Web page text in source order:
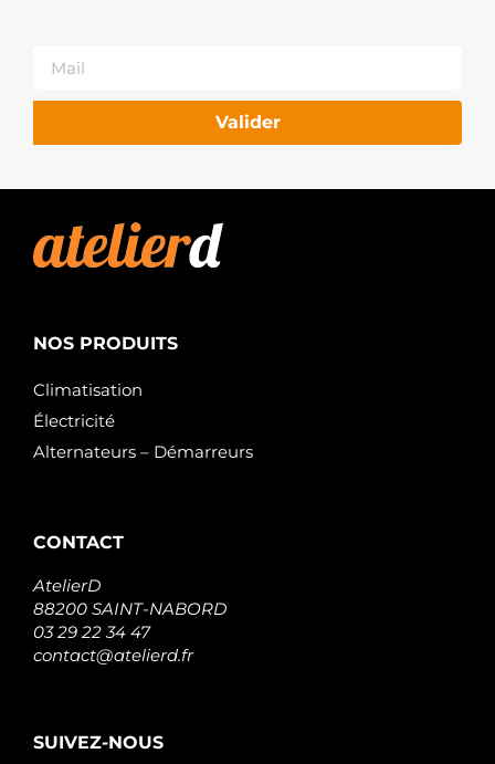
Valider
NOS PRODUITS
Climatisation
Électricité
Alternateurs – Démarreurs
CONTACT
AtelierD
88200 SAINT-NABORD
03 29 22 34 47
contact@atelierd.fr
SUIVEZ-NOUS